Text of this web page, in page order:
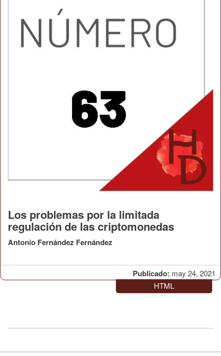
Publicado: may 24, 2021
Los problemas por la limitada
regulación de las criptomonedas
Antonio Fernández Fernández
HTML